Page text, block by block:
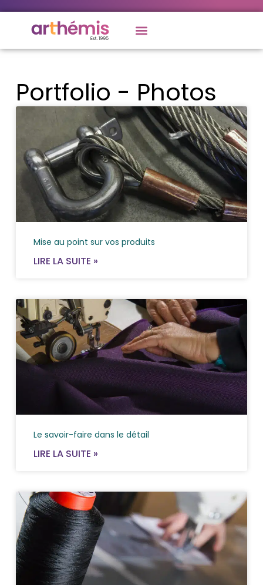
Portfolio - Photos
Mise au point sur vos produits
LIRE LA SUITE »
Le savoir-faire dans le détail
LIRE LA SUITE »